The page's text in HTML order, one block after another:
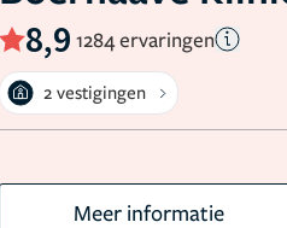
8,9 1284 ervaringen
2 vestigingen
Meer informatie